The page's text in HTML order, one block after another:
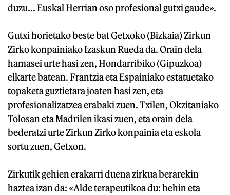
duzu... Euskal Herrian oso profesional gutxi gaude».
Gutxi horietako beste bat Getxoko (Bizkaia) Zirkun
Zirko konpainiako Izaskun Rueda da. Orain dela
hamasei urte hasi zen, Hondarribiko (Gipuzkoa)
elkarte batean. Frantzia eta Espainiako estatuetako
topaketa guztietara joaten hasi zen, eta
profesionalizatzea erabaki zuen. Txilen, Okzitaniako
Tolosan eta Madrilen ikasi zuen, eta orain dela
bederatzi urte Zirkun Zirko konpainia eta eskola
sortu zuen, Getxon.
Zirkutik gehien erakarri duena zirkua berarekin
haztea izan da: «Alde terapeutikoa du: behin eta